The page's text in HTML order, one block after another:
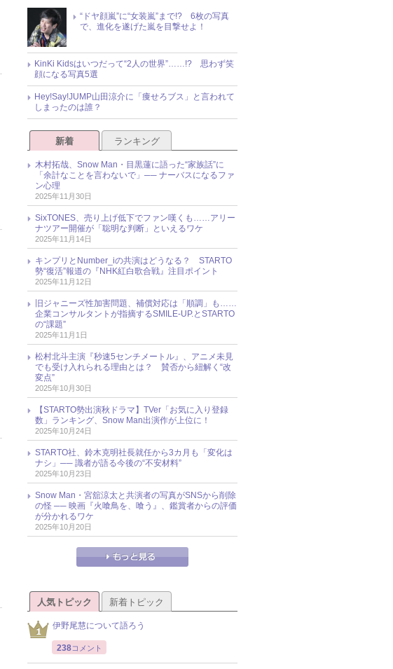
“ドヤ顔嵐”に“女装嵐”まで!? 6枚の写真
で、進化を遂げた嵐を目撃せよ！
KinKi Kidsはいつだって“2人の世界”……!? 思わず笑
顔になる写真5選
Hey!Say!JUMP山田涼介に「痩せろブス」と言われて
しまったのは誰？
新着 ランキング
木村拓哉、Snow Man・目黒蓮に語った“家族話”に
「余計なことを言わないで」── ナーバスになるファ
ン心理
2025年11月30日
SixTONES、売り上げ低下でファン嘆くも……アリー
ナツアー開催が「聡明な判断」といえるワケ
2025年11月14日
キンプリとNumber_iの共演はどうなる？ STARTO
勢“復活”報道の『NHK紅白歌合戦』注目ポイント
2025年11月12日
旧ジャニーズ性加害問題、補償対応は「順調」も……
企業コンサルタントが指摘するSMILE-UP.とSTARTO
の“課題”
2025年11月1日
松村北斗主演『秒速5センチメートル』、アニメ未見
でも受け入れられる理由とは？ 賛否から紐解く“改
変点”
2025年10月30日
【STARTO勢出演秋ドラマ】TVer「お気に入り登録
数」ランキング、Snow Man出演作が上位に！
2025年10月24日
STARTO社、鈴木克明社長就任から3カ月も「変化は
ナシ」── 識者が語る今後の“不安材料”
2025年10月23日
Snow Man・宮舘涼太と共演者の写真がSNSから削除
の怪 ── 映画『火喰鳥を、喰う』、鑑賞者からの評価
が分かれるワケ
2025年10月20日
人気トピック 新着トピック
伊野尾慧について語ろう
238コメント